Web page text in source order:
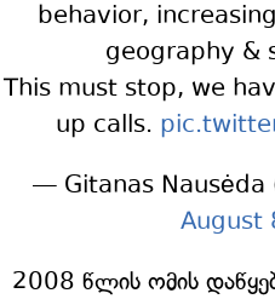
behavior,
geography &
This must stop, we
up calls.
— Gitanas Nausėda
August
2008 წლის ომის